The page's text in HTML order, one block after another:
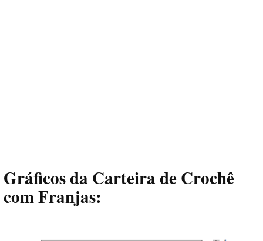
Gráficos da Carteira de Crochê
com Franjas: